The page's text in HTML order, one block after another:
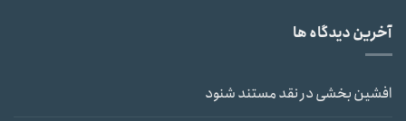
آخرین دیدگاه ها
افشین بخشیدرنقد مستند شنود